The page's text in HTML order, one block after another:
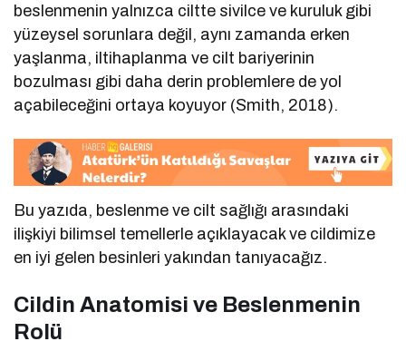
beslenmenin yalnızca ciltte sivilce ve kuruluk gibi
yüzeysel sorunlara değil, aynı zamanda erken
yaşlanma, iltihaplanma ve cilt bariyerinin
bozulması gibi daha derin problemlere de yol
açabileceğini ortaya koyuyor (Smith, 2018).
Bu yazıda, beslenme ve cilt sağlığı arasındaki
ilişkiyi bilimsel temellerle açıklayacak ve cildimize
en iyi gelen besinleri yakından tanıyacağız.
Cildin Anatomisi ve Beslenmenin
Rolü